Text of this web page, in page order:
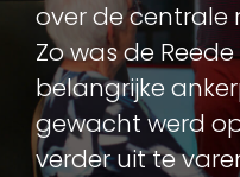
over de centrale
Zo was de
belangrijke
gewacht werd
verder uit te